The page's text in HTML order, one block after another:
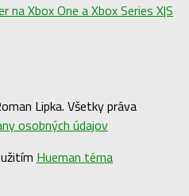
na Xbox One a Xbox Series X|S
Lipka. Všetky práva
osobných údajov
Hueman téma